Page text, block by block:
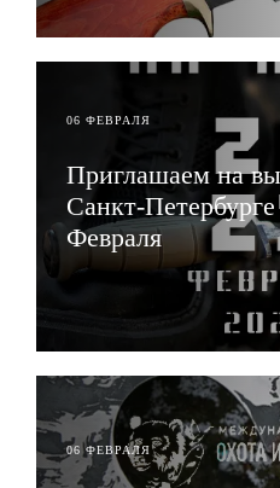
06 ФЕВРАЛЯ
Приглашаем на
Санкт-
Февраля
06 ФЕВРАЛЯ